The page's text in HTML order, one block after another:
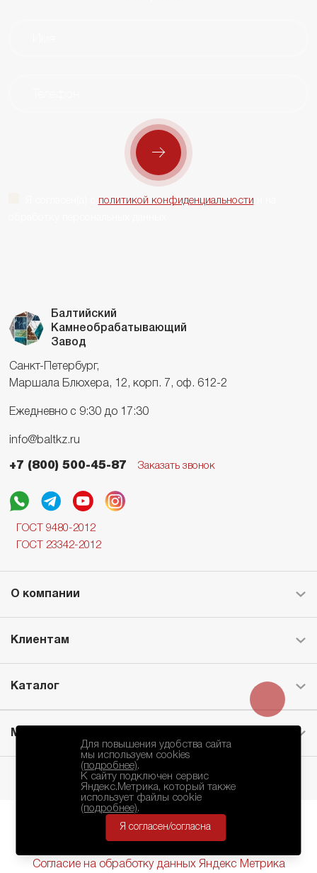
политикой конфиденциальности
Балтийский
Камнеобрабатывающий
Завод
Санкт-Петербург,
Маршала Блюхера, 12, корп. 7, оф. 612-2
Ежедневно с 9:30 до 17:30
info@baltkz.ru
+7 (800) 500-45-87 Заказать звонок
ГОСТ 9480-2012
ГОСТ 23342-2012
О компании
Клиентам
Каталог
Месторождение
Согласие на обработку данных Яндекс Метрика
Для повышения удобства сайта
мы используем cookies
(подробнее).
К сайту подключен сервис
Яндекс.Метрика, который также
использует файлы cookie
(подробнее).
Я согласен/согласна